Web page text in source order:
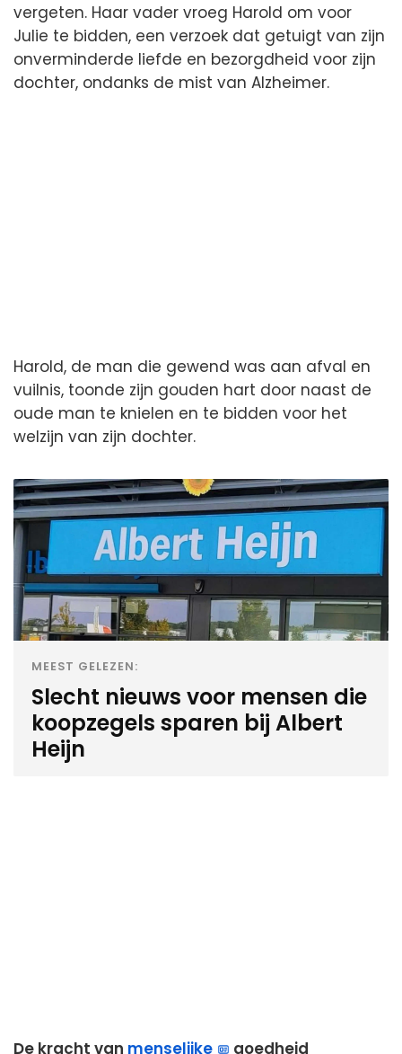
vergeten. Haar vader vroeg Harold om voor
Julie te bidden, een verzoek dat getuigt van zijn
onverminderde liefde en bezorgdheid voor zijn
dochter, ondanks de mist van Alzheimer.
Harold, de man die gewend was aan afval en
vuilnis, toonde zijn gouden hart door naast de
oude man te knielen en te bidden voor het
welzijn van zijn dochter.
MEEST GELEZEN:
Slecht nieuws voor mensen die
koopzegels sparen bij Albert
Heijn
De kracht van menselijke
goedheid